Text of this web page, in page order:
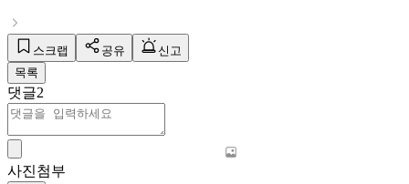
스크랩 공유
신고
목록
댓글2
사진첨부